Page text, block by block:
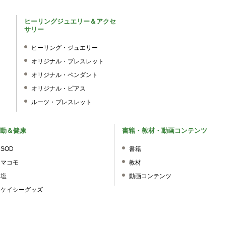
ヒーリングジュエリー＆アクセ
サリー
ヒーリング・ジュエリー
オリジナル・ブレスレット
オリジナル・ペンダント
オリジナル・ピアス
ルーツ・ブレスレット
＆健康
SOD
マコモ
塩
ケイシーグッズ
書籍・教材・動画コンテンツ
書籍
教材
動画コンテンツ